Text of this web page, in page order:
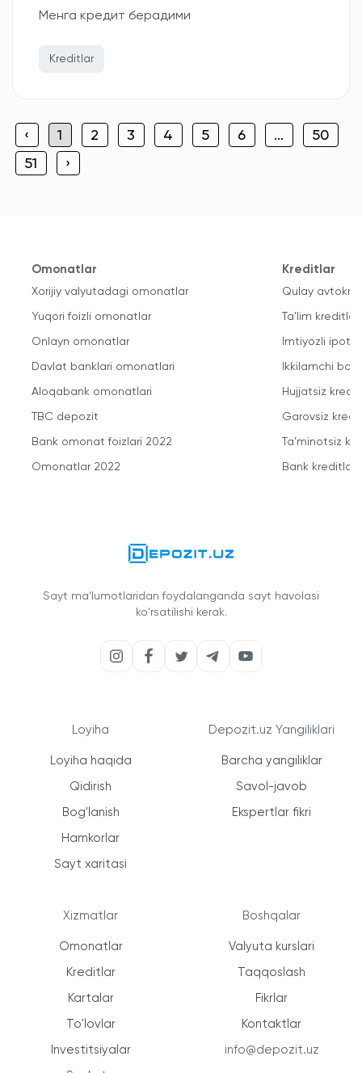
Менга кредит берадими
Kreditlar
‹ 1 2 3 4 5 6 ...
50
51
›
Omonatlar
Xorijiy valyutadagi omonatlar
Yuqori foizli omonatlar
Onlayn omonatlar
Davlat banklari omonatlari
Aloqabank omonatlari
TBC depozit
Bank omonat foizlari 2022
Omonatlar 2022
Kreditlar
Qulay
Ta'lim kreditlari
Imtiyozli
Ikkilamchi
Hujjatsiz
Garovsiz
Ta'minotsiz
Bank kreditlari
Sayt ma'lumotlaridan foydalanganda sayt havolasi
ko'rsatilishi kerak.
Loyiha
Loyiha haqida
Qidirish
Bog'lanish
Hamkorlar
Sayt xaritasi
Xizmatlar
Omonatlar
Kreditlar
Kartalar
To'lovlar
Investitsiyalar
Depozit.uz Yangiliklari
Barcha yangiliklar
Savol-javob
Ekspertlar fikri
Boshqalar
Valyuta kurslari
Taqqoslash
Fikrlar
Kontaktlar
info@depozit.uz